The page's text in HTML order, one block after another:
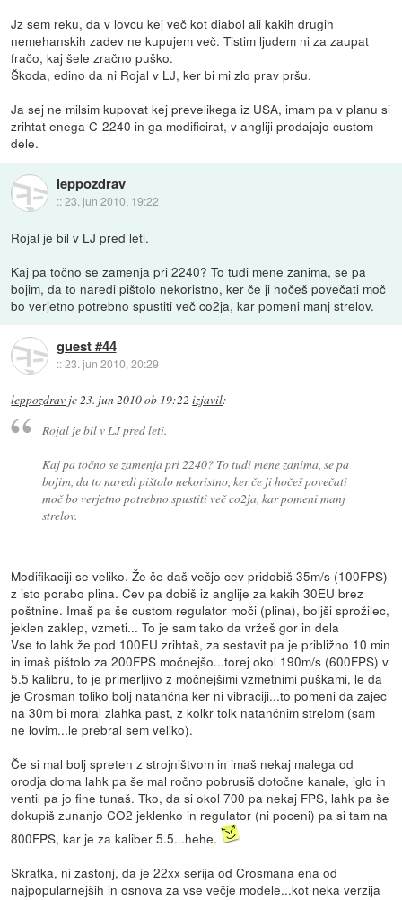
Jz sem reku, da v lovcu kej več kot diabol ali kakih drugih
nemehanskih zadev ne kupujem več. Tistim ljudem ni za zaupat
fračo, kaj šele zračno puško.
Škoda, edino da ni Rojal v LJ, ker bi mi zlo prav pršu.
Ja sej ne milsim kupovat kej prevelikega iz USA, imam pa v planu si
zrihtat enega C-2240 in ga modificirat, v angliji prodajajo custom
dele.
leppozdrav
::23. jun 2010, 19:22
Rojal je bil v LJ pred leti.
Kaj pa točno se zamenja pri 2240? To tudi mene zanima, se pa
bojim, da to naredi pištolo nekoristno, ker če ji hočeš povečati moč
bo verjetno potrebno spustiti več co2ja, kar pomeni manj strelov.
guest #44
::23. jun 2010, 20:29
leppozdrav je23. jun 2010 ob 19:22 izjavil:
Rojal je bil v LJ pred leti.
Kaj pa točno se zamenja pri 2240? To tudi mene zanima, se pa
bojim, da to naredi pištolo nekoristno, ker če ji hočeš povečati
moč bo verjetno potrebno spustiti več co2ja, kar pomeni manj
strelov.
Modifikaciji se veliko. Že če daš večjo cev pridobiš 35m/s (100FPS)
z isto porabo plina. Cev pa dobiš iz anglije za kakih 30EU brez
poštnine. Imaš pa še custom regulator moči (plina), boljši sprožilec,
jeklen zaklep, vzmeti... To je sam tako da vržeš gor in dela
Vse to lahk že pod 100EU zrihtaš, za sestavit pa je približno 10 min
in imaš pištolo za 200FPS močnejšo...torej okol 190m/s (600FPS) v
5.5 kalibru, to je primerljivo z močnejšimi vzmetnimi puškami, le da
je Crosman toliko bolj natančna ker ni vibraciji...to pomeni da zajec
na 30m bi moral zlahka past, z kolkr tolk natančnim strelom (sam
ne lovim...le prebral sem veliko).
Če si mal bolj spreten z strojništvom in imaš nekaj malega od
orodja doma lahk pa še mal ročno pobrusiš dotočne kanale, iglo in
ventil pa jo fine tunaš. Tko, da si okol 700 pa nekaj FPS, lahk pa še
dokupiš zunanjo CO2 jeklenko in regulator (ni poceni) pa si tam na
800FPS, kar je za kaliber 5.5...hehe.
Skratka, ni zastonj, da je 22xx serija od Crosmana ena od
najpopularnejših in osnova za vse večje modele...kot neka verzija